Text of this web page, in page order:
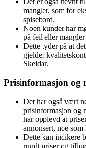
mangler, som for
spisebord.
Noen kunder har
på feil eller
Dette tyder på at
gjelder
Skeidar.
Prisinformasjon og
Det har også vært
prisinformasjon og
har opplevd at
annonsert, noe
Dette kan indikere
rundt priser og